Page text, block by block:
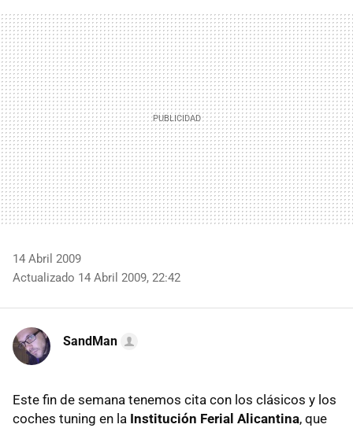
MAIL
14 Abril 2009
Actualizado 14 Abril 2009, 22:42
SandMan
Este fin de semana tenemos cita con los clásicos y los
coches tuning en la Institución Ferial Alicantina, que